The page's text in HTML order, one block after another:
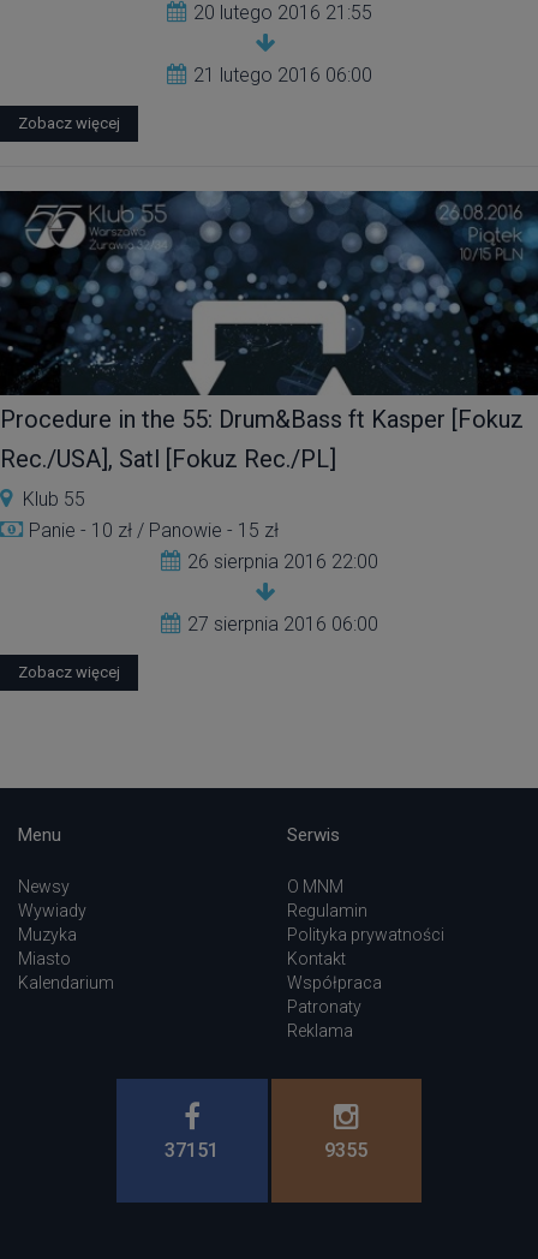
20 lutego 2016 21:55
21 lutego 2016 06:00
Zobacz więcej
Procedure in the 55: Drum&Bass ft Kasper [Fokuz
Rec./USA], Satl [Fokuz Rec./PL]
Klub 55
Panie - 10 zł / Panowie - 15 zł
26 sierpnia 2016 22:00
27 sierpnia 2016 06:00
Zobacz więcej
Menu
Newsy
Wywiady
Muzyka
Miasto
Kalendarium
Serwis
O MNM
Regulamin
Polityka prywatności
Kontakt
Współpraca
Patronaty
Reklama
37151 9355